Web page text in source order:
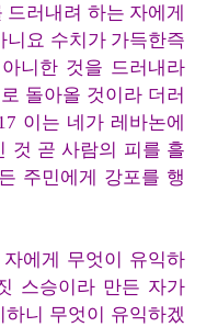
러내려 하는 자에게
니요 수치가 가득한즉
니한 것을 드러내라
돌아올 것이라 더러
이는 네가 레바논에
것 곧 사람의 피를 흘
주민에게 강포를 행
에게 무엇이 유익하
스승이라 만든 자가
니 무엇이 유익하겠